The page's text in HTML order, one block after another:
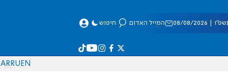
08/2026 המייל האדום חיפוש
EN
RU
AR